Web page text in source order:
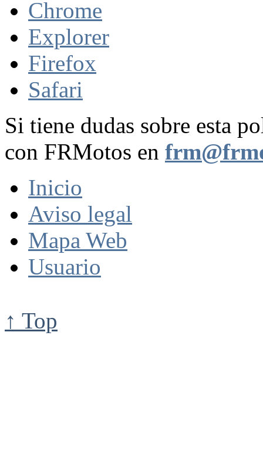
Chrome
Explorer
Firefox
Safari
Si tiene dudas sobre esta
con FRMotos en
Inicio
Aviso legal
Mapa Web
Usuario
↑ Top